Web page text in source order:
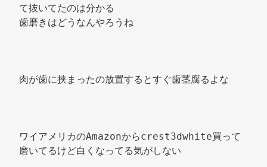
て抜いてたのは分かる
歯磨きはどうなんやろうね
肉が歯に挟まったの放置するとすぐ歯茎腐るよな
ワイアメリカのAmazonからcrest3dwhite買って
磨いてるけど白くなってる気がしない